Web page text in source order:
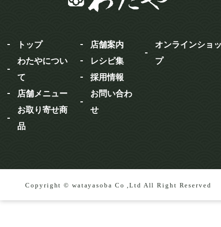
トップ
わたやについ
て
店舗メニュー
お取り寄せ商
品
店舗案内
レシピ集
採用情報
お問い合わ
せ
オンラインショ
プ
Copyright © watayasoba Co ,Ltd All Right Reserved